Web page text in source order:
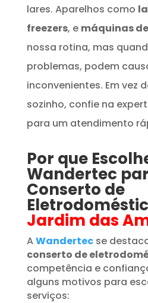
lares. Aparelhos como
freezers, e máquinas
nossa rotina, mas
problemas, podem
inconvenientes. Em vez
sozinho, confie na
para um atendimento
Por que
Wandertec
Conserto de
Jardim das
AWandertecse
conserto de
competência e
alguns motivos para
serviços: